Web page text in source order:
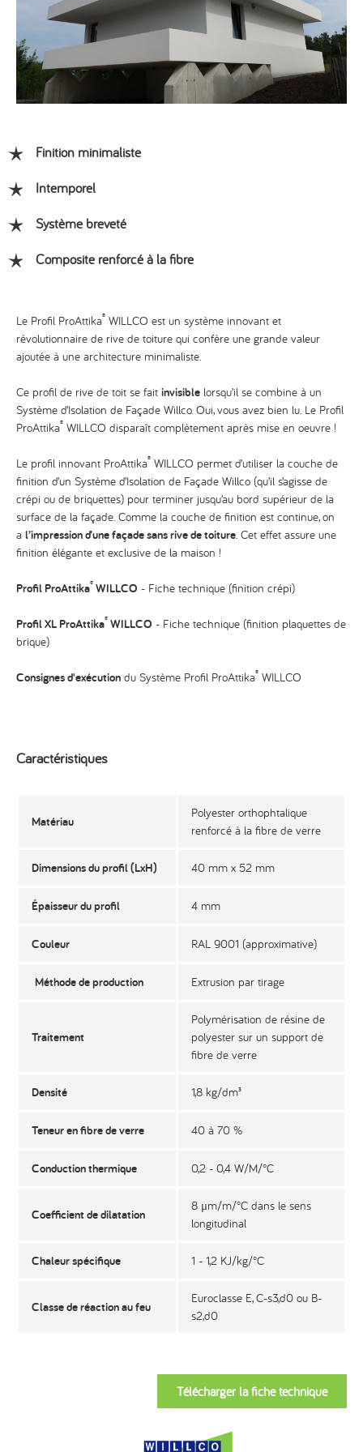
Finition minimaliste
Intemporel
Système breveté
Composite renforcé à la fibre
Le Profil ProAttika® WILLCO est un système innovant et
révolutionnaire de rive de toiture qui confère une grande valeur
ajoutée à une architecture minimaliste.
Ce profil de rive de toit se fait invisible lorsqu’il se combine à un
Système d’Isolation de Façade Willco. Oui, vous avez bien lu. Le Profil
ProAttika® WILLCO disparaît complètement après mise en oeuvre !
Le profil innovant ProAttika® WILLCO permet d’utiliser la couche de
finition d’un Système d’Isolation de Façade Willco (qu’il s’agisse de
crépi ou de briquettes) pour terminer jusqu’au bord supérieur de la
surface de la façade. Comme la couche de finition est continue, on
a l’impression d’une façade sans rive de toiture . Cet effet assure une
finition élégante et exclusive de la maison !
Profil ProAttika® WILLCO - Fiche technique (finition crépi)
Profil XL ProAttika® WILLCO - Fiche technique (finition plaquettes de
brique)
Consignes d'exécution du Système Profil ProAttika® WILLCO
Caractéristiques
Matériau
Polyester orthophtalique
renforcé à la fibre de verre
Dimensions du profil (LxH) 40 mm x 52 mm
Épaisseur du profil 4 mm
Couleur RAL 9001 (approximative)
Méthode de production Extrusion par tirage
Traitement
Polymérisation de résine de
polyester sur un support de
fibre de verre
Densité 1,8 kg/dm³
Teneur en fibre de verre 40 à 70 %
Conduction thermique 0,2 - 0,4 W/M/°C
Coefficient de dilatation
8 μm/m/°C dans le sens
longitudinal
Chaleur spécifique 1 - 1,2 KJ/kg/°C
Classe de réaction au feu
Euroclasse E, C-s3,d0 ou B-
s2,d0
Télécharger la fiche technique